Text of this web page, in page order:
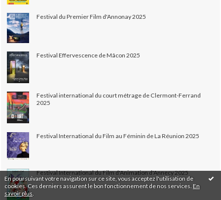
En poursuivant votre navigation sur ce site, vous acceptez l'utilisation de
cookies. Ces derniers assurent le bon fonctionnement de nos services. En
savoir plus
Festival du Premier Film d'Annonay 2025
Festival Effervescence de Mâcon 2025
Festival international du court métrage de Clermont-Ferrand
2025
Festival International du Film au Féminin de La Réunion 2025
Festival International du Film d'Animation d'Annecy 2025